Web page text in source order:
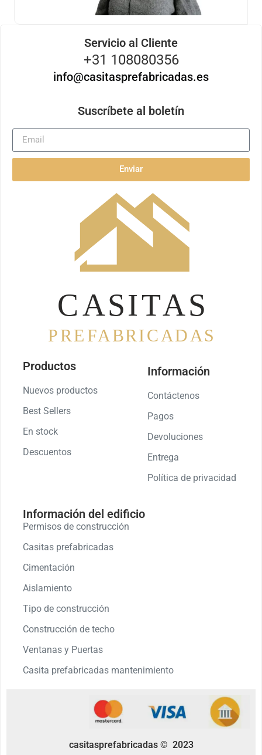
Servicio al Cliente
+31 108080356
info@casitasprefabricadas.es
Suscríbete al boletín
Enviar
Productos
Nuevos productos
Best Sellers
En stock
Descuentos
Información
Contáctenos
Pagos
Devoluciones
Entrega
Política de privacidad
Información del edificio
Permisos de construcción
Casitas prefabricadas
Cimentación
Aislamiento
Tipo de construcción
Construcción de techo
Ventanas y Puertas
Casita prefabricadas mantenimiento
casitasprefabricadas © 2023